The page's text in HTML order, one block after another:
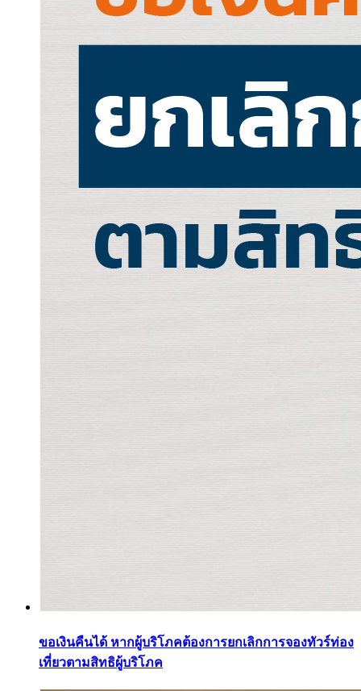
ขอเงินคืนได้ หากผู้บริโภคต้องการยกเลิกการจองทัวร์ท่อง
เที่ยวตามสิทธิผู้บริโภค